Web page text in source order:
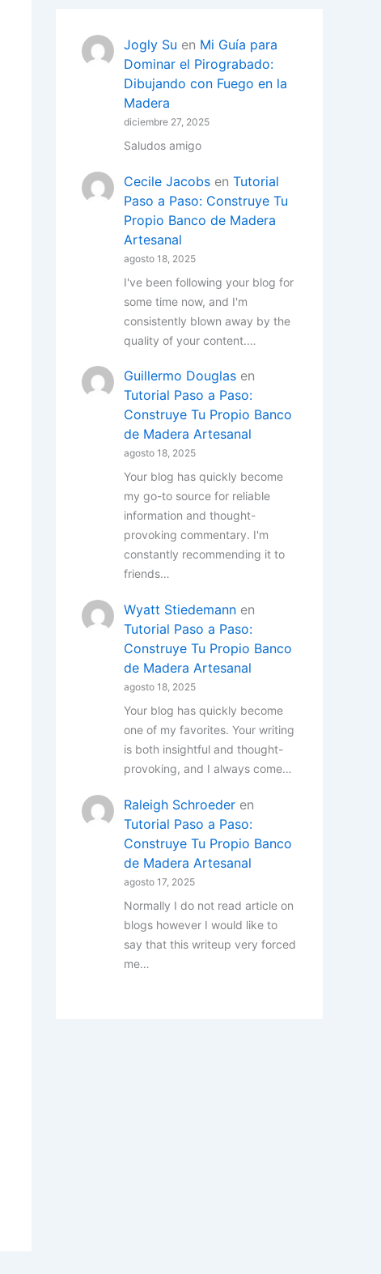
Jogly Su en Mi Guía para
Dominar el Pirograbado:
Dibujando con Fuego en la
Madera
diciembre 27, 2025
Saludos amigo
Cecile Jacobs en Tutorial
Paso a Paso: Construye Tu
Propio Banco de Madera
Artesanal
agosto 18, 2025
I've been following your blog for
some time now, and I'm
consistently blown away by the
quality of your content.…
Guillermo Douglas en
Tutorial Paso a Paso:
Construye Tu Propio Banco
de Madera Artesanal
agosto 18, 2025
Your blog has quickly become
my go-to source for reliable
information and thought-
provoking commentary. I'm
constantly recommending it to
friends…
Wyatt Stiedemann en
Tutorial Paso a Paso:
Construye Tu Propio Banco
de Madera Artesanal
agosto 18, 2025
Your blog has quickly become
one of my favorites. Your writing
is both insightful and thought-
provoking, and I always come…
Raleigh Schroeder en
Tutorial Paso a Paso:
Construye Tu Propio Banco
de Madera Artesanal
agosto 17, 2025
Normally I do not read article on
blogs however I would like to
say that this writeup very forced
me…